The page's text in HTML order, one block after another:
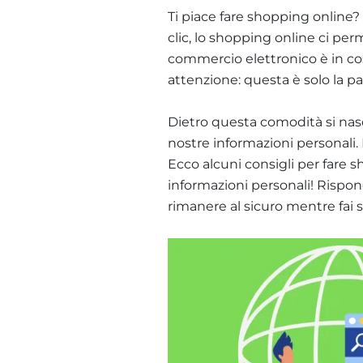
Ti piace fare shopping
clic, lo shopping online ci
commercio elettronico è in
attenzione: questa è solo la
Dietro questa comodità si
nostre informazioni
Ecco alcuni consigli per fare
informazioni personali!
rimanere al sicuro mentre fai